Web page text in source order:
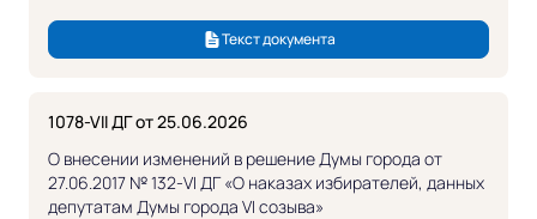
Текст документа
1078-VII ДГ от 25.06.2026
О внесении изменений в решение Думы города от
27.06.2017 № 132-VI ДГ «О наказах избирателей, данных
депутатам Думы города VI созыва»